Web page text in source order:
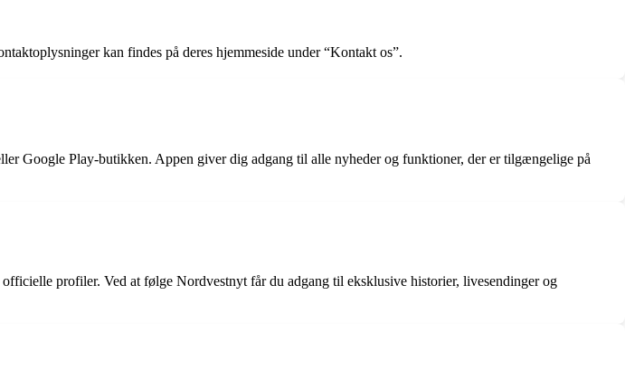
kan findes på deres hjemmeside under “Kontakt os”.
Google Play-butikken. Appen giver dig adgang til alle nyheder og funktioner, der er tilgængelige på
profiler. Ved at følge Nordvestnyt får du adgang til eksklusive historier, livesendinger og